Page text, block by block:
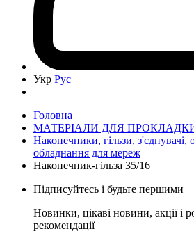
Укр Рус
Головна
МАТЕРІАЛИ ДЛЯ
Наконечники, гільзи, з'єднувачі,
обладнання для мереж
Наконечник-гільза 35/16
Підписуйтесь і будьте першими
Новинки, цікаві новини, акції і
рекомендації